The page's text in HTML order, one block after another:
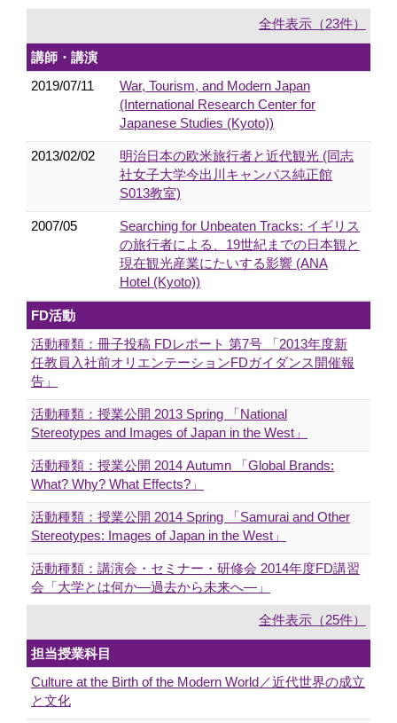
全件表示（23件）
講師・講演
2019/07/11
War, Tourism, and Modern Japan
(International Research Center for
Japanese Studies (Kyoto))
2013/02/02
明治日本の欧米旅行者と近代観光 (同志
社女子大学今出川キャンパス純正館
S013教室)
2007/05
Searching for Unbeaten Tracks: イギリス
の旅行者による、19世紀までの日本観と
現在観光産業にたいする影響 (ANA
Hotel (Kyoto))
FD活動
活動種類：冊子投稿 FDレポート 第7号 「2013年度新
任教員入社前オリエンテーションFDガイダンス開催報
告」
活動種類：授業公開 2013 Spring 「National
Stereotypes and Images of Japan in the West」
活動種類：授業公開 2014 Autumn 「Global Brands:
What? Why? What Effects?」
活動種類：授業公開 2014 Spring 「Samurai and Other
Stereotypes: Images of Japan in the West」
活動種類：講演会・セミナー・研修会 2014年度FD講習
会「大学とは何か―過去から未来へ―」
全件表示（25件）
担当授業科目
Culture at the Birth of the Modern World／近代世界の成立
と文化